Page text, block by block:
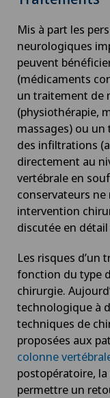
Mis à part les
neurologiques
peuvent
(médicaments
un traitement de
(physiothérapie,
massages) ou
des infiltrations
directement au
vertébrale en
conservateurs ne
intervention
discutée en
Les risques
fonction du type
chirurgie.
technologique à
techniques de
proposées aux
colonne
postopératoire,
permettre un